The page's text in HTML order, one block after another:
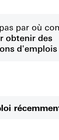
par où
obtenir des
d'emplois